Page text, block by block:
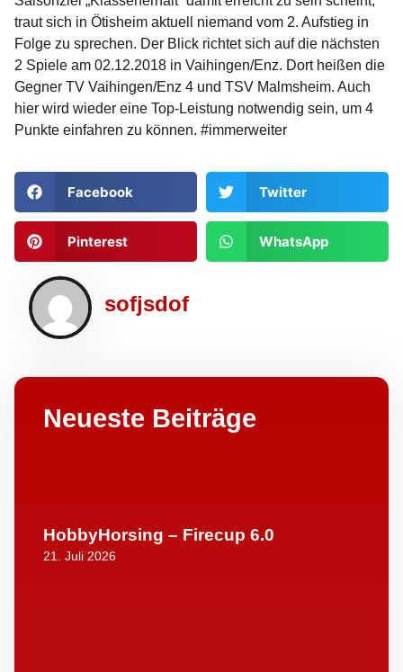
traut sich in Ötisheim aktuell niemand vom 2. Aufstieg in
Folge zu sprechen. Der Blick richtet sich auf die nächsten
2 Spiele am 02.12.2018 in Vaihingen/Enz. Dort heißen die
Gegner TV Vaihingen/Enz 4 und TSV Malmsheim. Auch
hier wird wieder eine Top-Leistung notwendig sein, um 4
Punkte einfahren zu können. #immerweiter
Facebook Twitter
Pinterest WhatsApp
sofjsdof
Neueste Beiträge
HobbyHorsing – Firecup 6.0
21. Juli 2026